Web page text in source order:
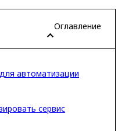
Оглавление
автоматизации
сервис